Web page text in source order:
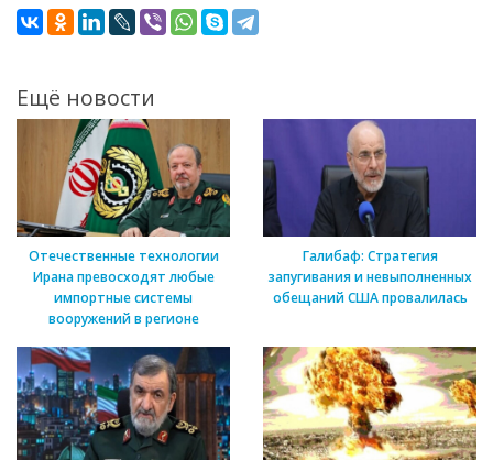
Ещё новости
Отечественные технологии
Ирана превосходят любые
импортные системы
вооружений в регионе
Галибаф: Стратегия
запугивания и невыполненных
обещаний США провалилась